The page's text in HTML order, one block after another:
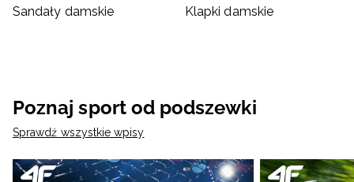
Sandały damskie
Klapki damskie
Poznaj sport od podszewki
Sprawdź wszystkie wpisy